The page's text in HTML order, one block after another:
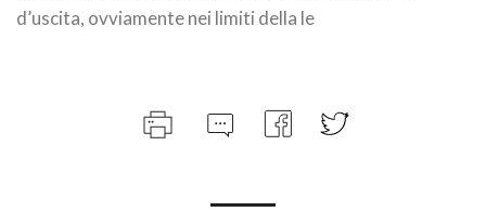
d’uscita, ovviamente nei limiti della le